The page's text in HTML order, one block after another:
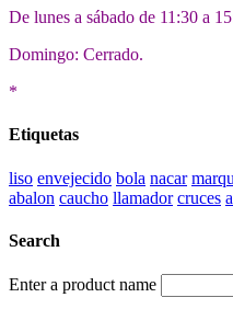
De lunes a sábado de 11:30 a
Domingo: Cerrado.
*
Etiquetas
liso envejecido bola nacar
abalon caucho llamador cruces
Search
Enter a product name